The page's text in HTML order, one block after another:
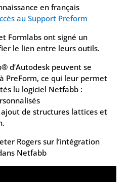
en français
au Support Preform
Formlabs ont signé un
le lien entre leurs outils.
d’Autodesk peuvent se
PreForm, ce qui leur permet
lu logiciel Netfabb :
de structures lattices et
Rogers sur l’intégration
Netfabb